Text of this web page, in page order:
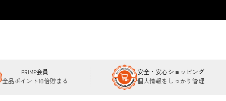
PRIME会員
全品ポイント10倍貯まる
安全・安心ショッピング
個人情報をしっかり管理